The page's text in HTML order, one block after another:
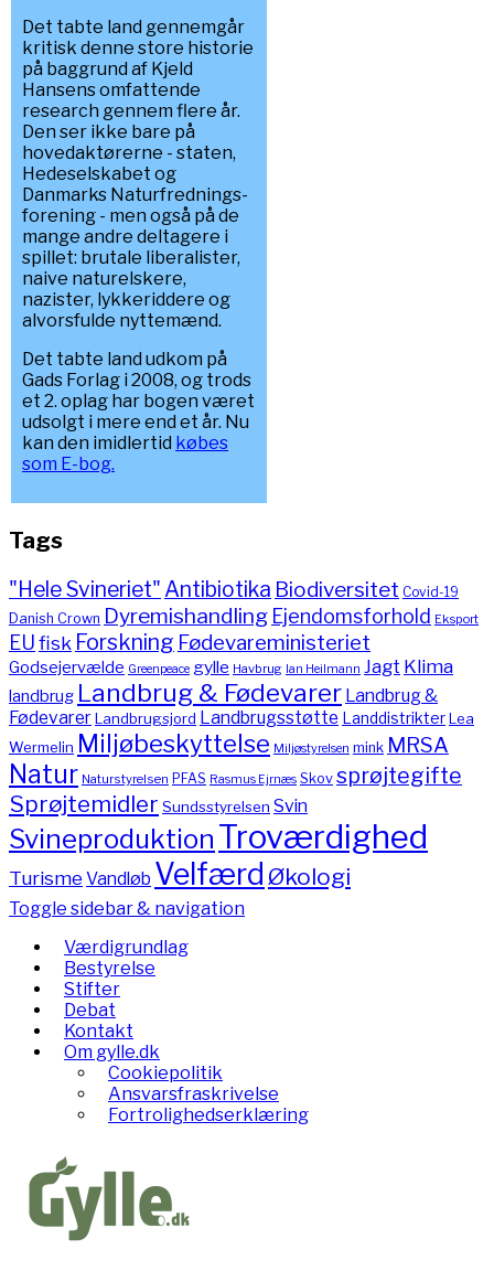
Det tabte land gennemgår
kritisk denne store historie
på baggrund af Kjeld
Hansens omfattende
research gennem flere år.
Den ser ikke bare på
hovedaktørerne - staten,
Hedeselskabet og
Danmarks Naturfrednings-
forening - men også på de
mange andre deltagere i
spillet: brutale liberalister,
naive naturelskere,
nazister, lykkeriddere og
alvorsfulde nyttemænd.
Det tabte land udkom på
Gads Forlag i 2008, og trods
et 2. oplag har bogen været
udsolgt i mere end et år. Nu
kan den imidlertid købes
som E-bog.
Tags
"Hele Svineriet" Antibiotika Biodiversitet Covid-19
Danish Crown Dyremishandling Ejendomsforhold Eksport
EUfisk Forskning Fødevareministeriet
Godsejervælde Greenpeace gylle Havbrug Ian Heilmann Jagt Klima
landbrug Landbrug & Fødevarer Landbrug &
FødevarerLandbrugsjord Landbrugsstøtte LanddistrikterLea
Wermelin Miljøbeskyttelse Miljøstyrelsen mink MRSA
Natur Naturstyrelsen PFAS Rasmus Ejrnæs Skov sprøjtegifte
Sprøjtemidler Sundsstyrelsen Svin
Svineproduktion Troværdighed
TurismeVandløb Velfærd Økologi
Toggle sidebar & navigation
Værdigrundlag
Bestyrelse
Stifter
Debat
Kontakt
Om gylle.dk
Cookiepolitik
Ansvarsfraskrivelse
Fortrolighedserklæring